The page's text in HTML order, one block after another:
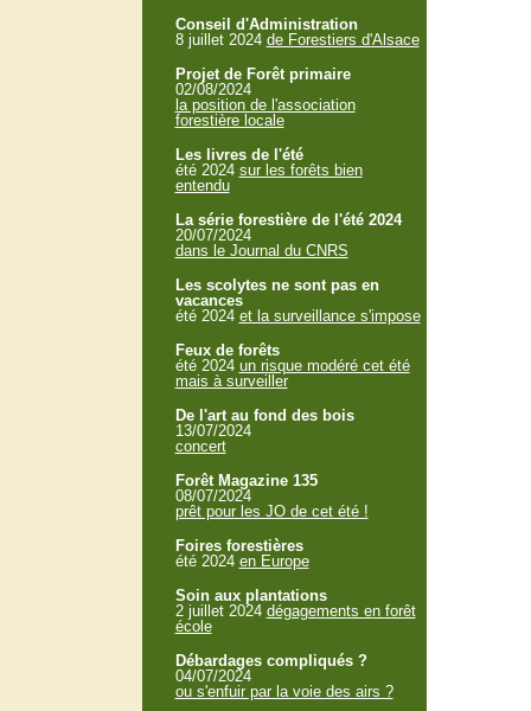
Conseil d'Administration
8 juillet 2024 de Forestiers d'Alsace
Projet de Forêt primaire
02/08/2024
la position de l'association
forestière locale
Les livres de l'été
été 2024 sur les forêts bien
entendu
La série forestière de l'été 2024
20/07/2024
dans le Journal du CNRS
Les scolytes ne sont pas en
vacances
été 2024 et la surveillance s'impose
Feux de forêts
été 2024 un risque modéré cet été
mais à surveiller
De l'art au fond des bois
13/07/2024
concert
Forêt Magazine 135
08/07/2024
prêt pour les JO de cet été !
Foires forestières
été 2024 en Europe
Soin aux plantations
2 juillet 2024 dégagements en forêt
école
Débardages compliqués ?
04/07/2024
ou s'enfuir par la voie des airs ?